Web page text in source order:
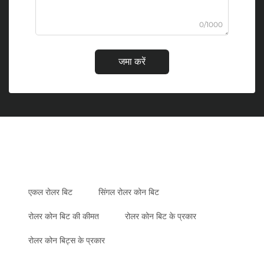
0/1000
जमा करें
एकल रोलर बिट सिंगल रोलर कोन बिट
रोलर कोन बिट की कीमत रोलर कोन बिट के प्रकार
रोलर कोन बिट्स के प्रकार